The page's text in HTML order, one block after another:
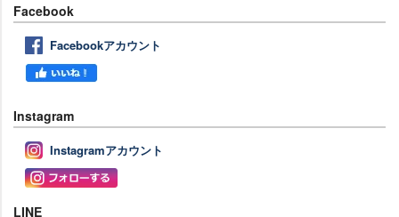
Facebook
Facebookアカウント
Instagram
Instagramアカウント
LINE